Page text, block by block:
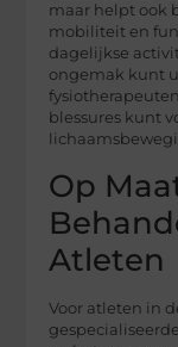
maar helpt ook
mobiliteit en
dagelijkse
ongemak kunt
blessures kunt
Op
Atleten
Voor atleten in